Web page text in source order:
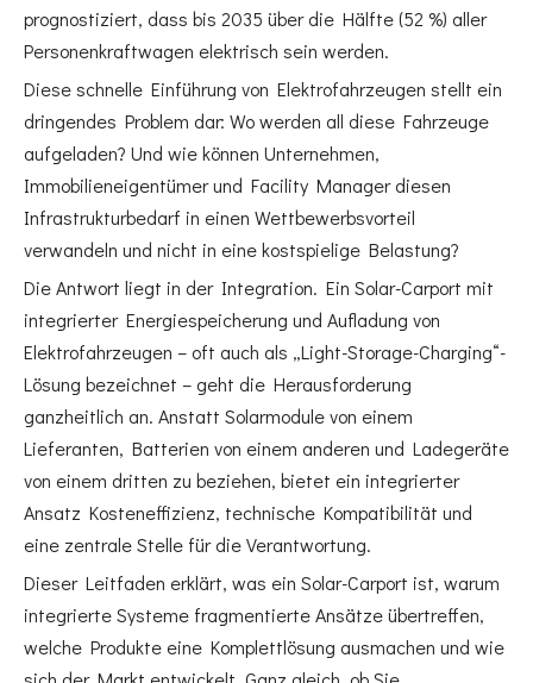
prognostiziert, dass bis 2035 über die Hälfte (52 %) aller
Personenkraftwagen elektrisch sein werden.
Diese schnelle Einführung von Elektrofahrzeugen stellt ein
dringendes Problem dar: Wo werden all diese Fahrzeuge
aufgeladen? Und wie können Unternehmen,
Immobilieneigentümer und Facility Manager diesen
Infrastrukturbedarf in einen Wettbewerbsvorteil
verwandeln und nicht in eine kostspielige Belastung?
Die Antwort liegt in der Integration. Ein Solar-Carport mit
integrierter Energiespeicherung und Aufladung von
Elektrofahrzeugen – oft auch als „Light-Storage-Charging“-
Lösung bezeichnet – geht die Herausforderung
ganzheitlich an. Anstatt Solarmodule von einem
Lieferanten, Batterien von einem anderen und Ladegeräte
von einem dritten zu beziehen, bietet ein integrierter
Ansatz Kosteneffizienz, technische Kompatibilität und
eine zentrale Stelle für die Verantwortung.
Dieser Leitfaden erklärt, was ein Solar-Carport ist, warum
integrierte Systeme fragmentierte Ansätze übertreffen,
welche Produkte eine Komplettlösung ausmachen und wie